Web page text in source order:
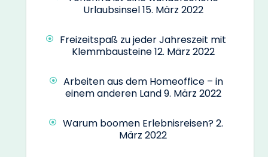
Urlaubsinsel15. März 2022
Freizeitspaß zu jeder Jahreszeit mit
Klemmbausteine12. März 2022
Arbeiten aus dem Homeoffice – in
einem anderen Land9. März 2022
Warum boomen Erlebnisreisen?2.
März 2022